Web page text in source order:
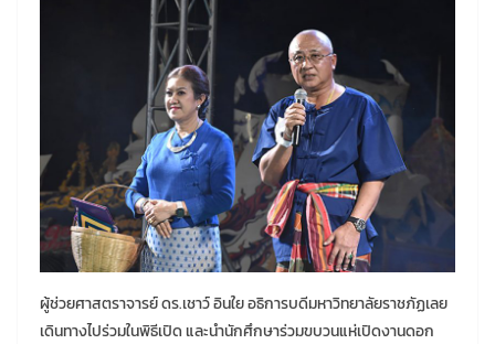
ผู้ช่วยศาสตราจารย์ ดร.เชาว์ อินใย อธิการบดีมหาวิทยาลัยราชภัฏเลย
เดินทางไปร่วมในพิธีเปิด และนำนักศึกษาร่วมขบวนแห่เปิดงานดอก